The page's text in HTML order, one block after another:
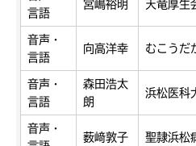
言語
宮嶋裕明 天竜厚生
音声・
言語
向高洋幸 むこうだ
音声・
言語
森田浩太
朗
浜松医科
音声・
薮﨑敦子 聖隷浜松